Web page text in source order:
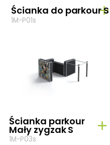
Ścianka do parkour S
1M-P01s
Ścianka parkour
Mały zygzak S
1M-P03s